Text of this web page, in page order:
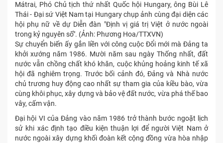
Mátrai, Phó Chủ tịch thứ nhất Quốc hội Hungary, ông Bùi Lê
Thái - Đại sứ Việt Nam tại Hungary chụp ảnh cùng đại diện các
hội phụ nữ về dự Diễn đàn "Định vị giá trị Việt ở nước ngoài
trong kỷ nguyên số". (Ảnh: Phương Hoa/TTXVN)
Sự chuyển biến ấy gắn liền với công cuộc Đổi mới mà Đảng ta
khởi xướng năm 1986. Mười năm sau ngày Thống nhất, đất
nước vẫn chồng chất khó khăn, cuộc khủng hoảng kinh tế xã
hội đã nghiêm trọng. Trước bối cảnh đó, Đảng và Nhà nước
chủ trương huy động cao nhất sự tham gia của kiều bào, vừa
cùng khôi phục, xây dựng và bảo vệ đất nước, vừa phá thế bao
vây, cấm vận.
Đại hội VI của Đảng vào năm 1986 trở thành bước ngoặt lịch
sử khi xác định tạo điều kiện thuận lợi để người Việt Nam ở
nước ngoài xây dựng khối đoàn kết cộng đồng vừa hòa nhập